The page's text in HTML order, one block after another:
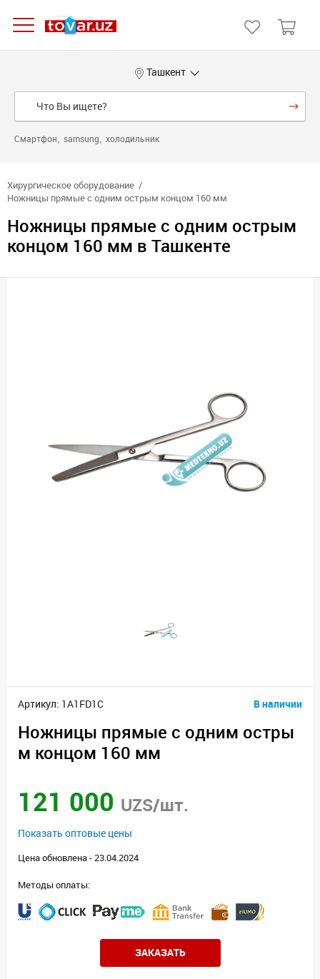
Ташкент
Смартфон samsung холодильник
Хирургическое оборудование
Ножницы прямые с одним острым концом 160 мм
Ножницы прямые с одним острым
концом 160 мм в Ташкенте
Артикул: 1A1FD1C В наличии
Ножницы прямые с одним остры
м концом 160 мм
121 000 UZS/шт.
Показать оптовые цены
Цена обновлена - 23.04.2024
Методы оплаты:
ЗАКАЗАТЬ